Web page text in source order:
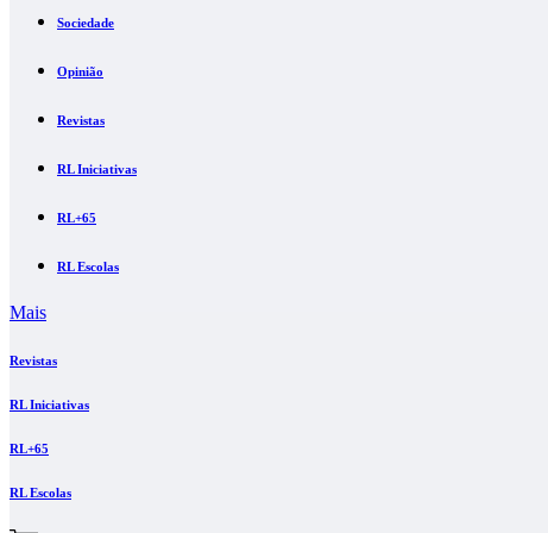
Sociedade
Opinião
Revistas
RL Iniciativas
RL+65
RL Escolas
Mais
Revistas
RL Iniciativas
RL+65
RL Escolas